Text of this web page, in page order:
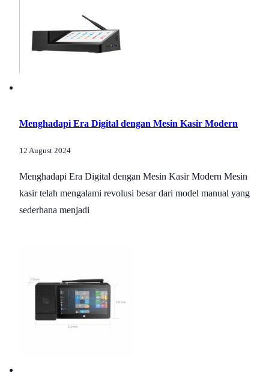
Menghadapi Era Digital dengan Mesin Kasir Modern
12 August 2024
Menghadapi Era Digital dengan Mesin Kasir Modern Mesin
kasir telah mengalami revolusi besar dari model manual yang
sederhana menjadi